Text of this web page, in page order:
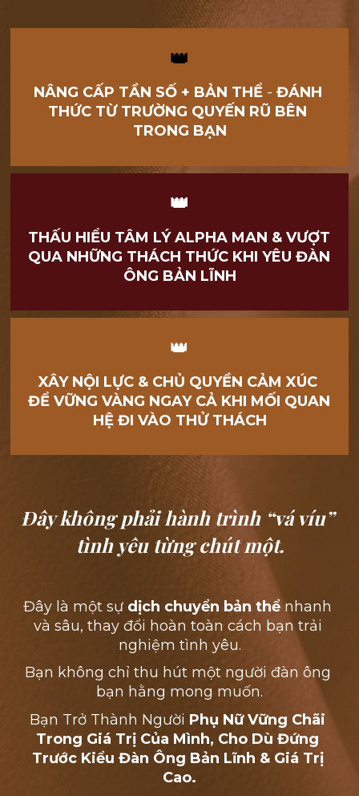
👑
NÂNG CẤP TẦN SỐ + BẢN THỂ - ĐÁNH
THỨC TỪ TRƯỜNG QUYẾN RŨ BÊN
TRONG BẠN
👑
THẤU HIỂU TÂM LÝ ALPHA MAN & VƯỢT
QUA NHỮNG THÁCH THỨC KHI YÊU ĐÀN
ÔNG BẢN LĨNH
👑
XÂY NỘI LỰC & CHỦ QUYỀN CẢM XÚC
ĐỂ VỮNG VÀNG NGAY CẢ KHI MỐI QUAN
HỆ ĐI VÀO THỬ THÁCH
Đây không phải hành trình “vá víu”
tình yêu từng chút một.
Đây là một sự dịch chuyển bản thể nhanh
và sâu, thay đổi hoàn toàn cách bạn trải
nghiệm tình yêu.
Bạn không chỉ thu hút một người đàn ông
bạn hằng mong muốn.
Bạn Trở Thành Người Phụ Nữ Vững Chãi
Trong Giá Trị Của Mình, Cho Dù Đứng
Trước Kiểu Đàn Ông Bản Lĩnh & Giá Trị
Cao.